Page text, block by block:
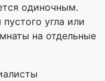
одиночным.
угла или
на отдельные